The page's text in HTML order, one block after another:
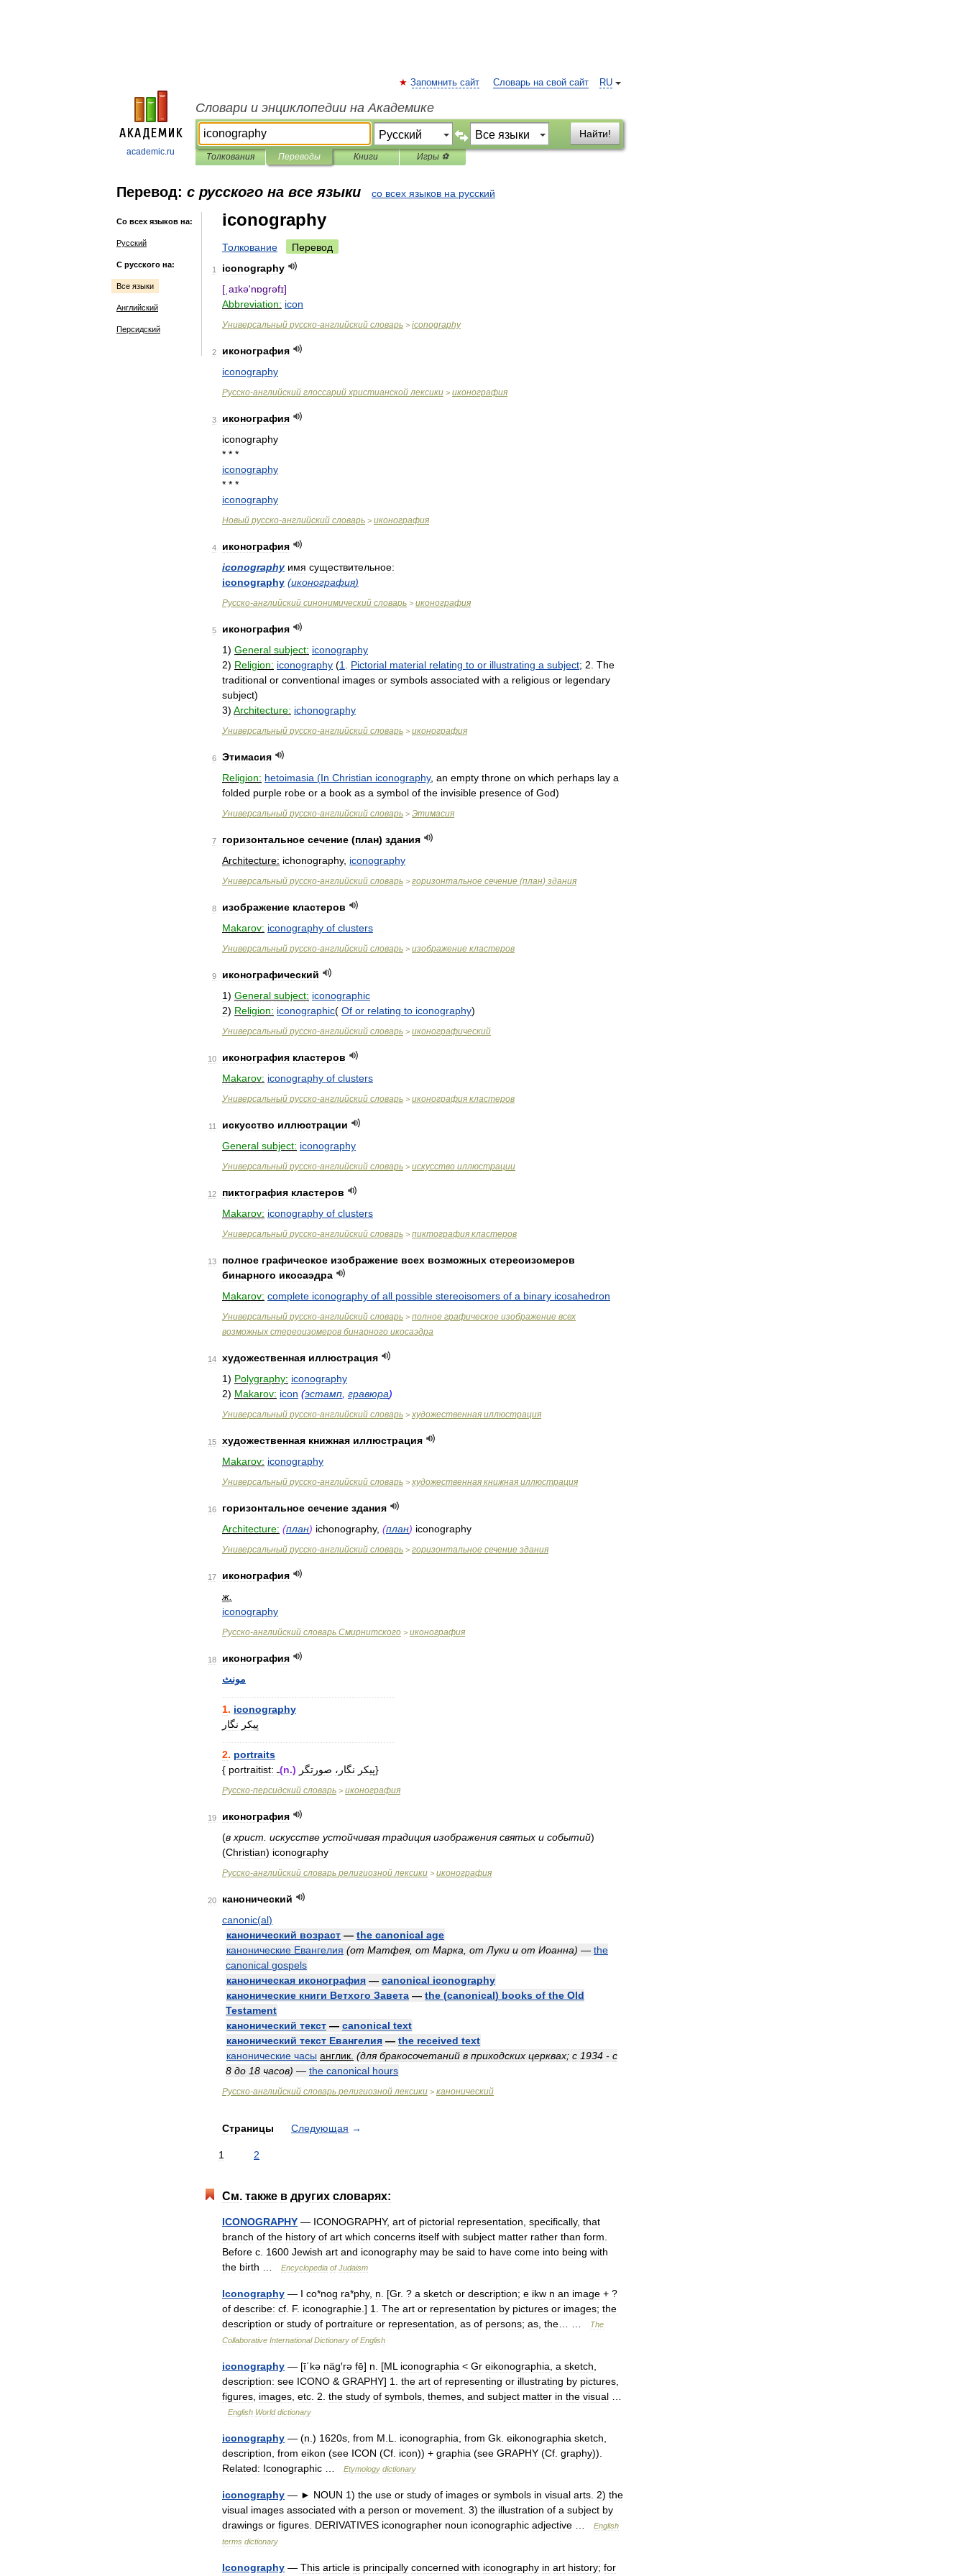
academic.ru
RU
Запомнить сайт Словарь на свой сайт
Словари и энциклопедии на Академике
Найти!
Толкования Переводы Книги Игры ⚽
Перевод: с русского на все языки со всех языков на русский
Со всех языков на:
Русский
С русского на:
Все языки
Английский
Персидский
iconography
Толкование Перевод
1
iconography
[ ˌaɪkə'nɒgrəfɪ]
Abbreviation: icon
Универсальный русско-английский словарь > iconography
2
иконография
iconography
Русско-английский глоссарий христианской лексики > иконография
3
иконография
iconography
* * *
iconography
* * *
iconography
Новый русско-английский словарь > иконография
4
иконография
iconography имя существительное:
iconography (иконография)
Русско-английский синонимический словарь > иконография
5
иконография
1) General subject: iconography
2) Religion: iconography (1 Pictorial material relating to or illustrating a subject; 2 The
traditional or conventional images or symbols associated with a religious or legendary
subject)
3) Architecture: ichonography
Универсальный русско-английский словарь > иконография
6
Этимасия
Religion: hetoimasia (In Christian iconography, an empty throne on which perhaps lay a
folded purple robe or a book as a symbol of the invisible presence of God)
Универсальный русско-английский словарь > Этимасия
7 горизонтальное сечение (план) здания
Architecture: ichonography, iconography
Универсальный русско-английский словарь > горизонтальное сечение (план) здания
8 изображение кластеров
Makarov: iconography of clusters
Универсальный русско-английский словарь > изображение кластеров
9
иконографический
1) General subject: iconographic
2) Religion: iconographic( Of or relating to iconography)
Универсальный русско-английский словарь > иконографический
10 иконография кластеров
Makarov: iconography of clusters
Универсальный русско-английский словарь > иконография кластеров
11 искусство иллюстрации
General subject: iconography
Универсальный русско-английский словарь > искусство иллюстрации
12 пиктография кластеров
Makarov: iconography of clusters
Универсальный русско-английский словарь > пиктография кластеров
13 полное графическое изображение всех возможных стереоизомеров
бинарного икосаэдра
Makarov: complete iconography of all possible stereoisomers of a binary icosahedron
Универсальный русско-английский словарь > полное графическое изображение всех
возможных стереоизомеров бинарного икосаэдра
14 художественная иллюстрация
1) Polygraphy: iconography
2) Makarov: icon (эстамп гравюра)
Универсальный русско-английский словарь > художественная иллюстрация
15 художественная книжная иллюстрация
Makarov: iconography
Универсальный русско-английский словарь > художественная книжная иллюстрация
16 горизонтальное сечение здания
Architecture: (план) ichonography, (план) iconography
Универсальный русско-английский словарь > горизонтальное сечение здания
17
иконография
ж
iconography
Русско-английский словарь Смирнитского > иконография
18
иконография
مونث
1. iconography
پیکر نگار
2. portraits
{ portraitist: ـ(n.) پیکر نگار، صورتگر }
Русско-персидский словарь > иконография
19
иконография
(в христ искусстве устойчивая традиция изображения святых и событий)
(Christian) iconography
Русско-английский словарь религиозной лексики > иконография
20
канонический
canonic(al)
канонический возраст — the canonical age
канонические Евангелия (от Матфея, от Марка от Луки и от Иоанна) — the
canonical gospels
каноническая иконография — canonical iconography
канонические книги Ветхого Завета — the (canonical) books of the Old
Testament
канонический текст — canonical text
канонический текст Евангелия — the received text
канонические часы англик (для бракосочетаний в приходских церквах; с 1934 - с
8 до 18 часов) — the canonical hours
Русско-английский словарь религиозной лексики > канонический
Страницы Следующая →
1 2
См. также в других словарях:
ICONOGRAPHY — ICONOGRAPHY, art of pictorial representation specifically, that
branch of the history of art which concerns itself with subject matter rather than form
Before c 1600 Jewish art and iconography may be said to have come into being with
the birth Encyclopedia of Judaism
Iconography — I co*nog ra*phy, n . [Gr. ? a sketch or description; e ikw n an image + ?
of describe: cf F. iconographie .] 1 The art or representation by pictures or images; the
description or study of portraiture or representation as of persons; as the
The
Collaborative International Dictionary of English
iconography — [ī΄kə näg′rə fē] n . [ML iconographia < Gr eikonographia a sketch
description: see ICONO & GRAPHY] 1 the art of representing or illustrating by pictures
figures images etc 2 the study of symbols themes and subject matter in the visual
English World dictionary
iconography — (n .) 1620s from M L iconographia from Gk eikonographia sketch
description from eikon (see ICON (Cf icon)) + graphia (see GRAPHY (Cf graphy)).
Related: Iconographic Etymology dictionary
iconography — ► NOUN 1) the use or study of images or symbols in visual arts 2) the
visual images associated with a person or movement 3) the illustration of a subject by
drawings or figures DERIVATIVES iconographer noun iconographic adjective
English
terms dictionary
Iconography — This article is principally concerned with iconography in art history; for